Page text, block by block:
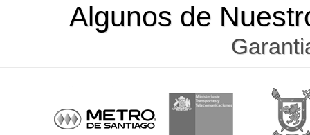
Algunos de